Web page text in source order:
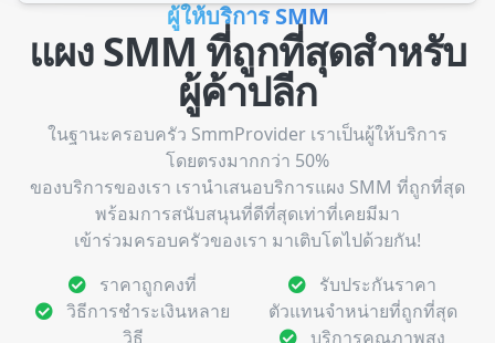
ผู้ให้บริการ SMM
แผง SMM ที่ถูกที่สุดสำหรับ
ผู้ค้าปลีก
ในฐานะครอบครัว SmmProvider เราเป็นผู้ให้บริการ
โดยตรงมากกว่า 50%
ของบริการของเรา เรานำเสนอบริการแผง SMM ที่ถูกที่สุด
พร้อมการสนับสนุนที่ดีที่สุดเท่าที่เคยมีมา
เข้าร่วมครอบครัวของเรา มาเติบโตไปด้วยกัน!
ราคาถูกคงที่
วิธีการชำระเงินหลาย
วิธี
รับประกันราคา
ตัวแทนจำหน่ายที่ถูกที่สุด
บริการคุณภาพสูง